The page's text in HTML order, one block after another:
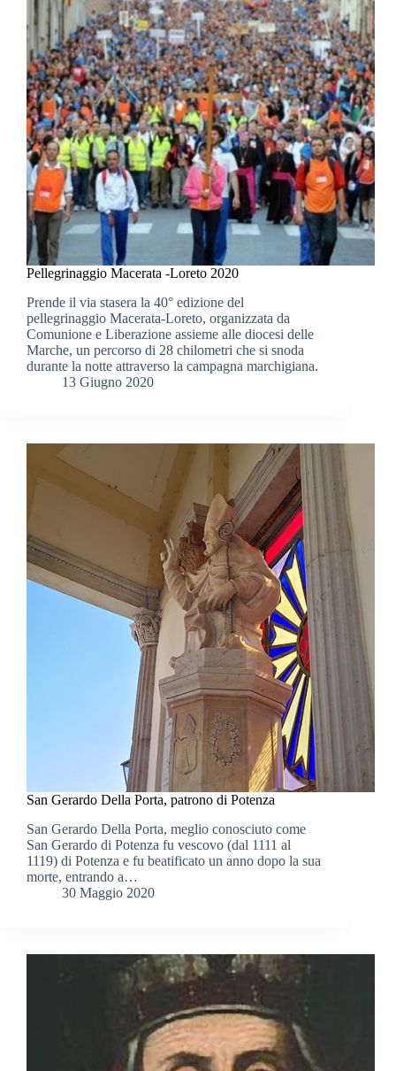
Pellegrinaggio Macerata -Loreto 2020
Prende il via stasera la 40° edizione del
pellegrinaggio Macerata-Loreto, organizzata da
Comunione e Liberazione assieme alle diocesi delle
Marche, un percorso di 28 chilometri che si snoda
durante la notte attraverso la campagna marchigiana.
13 Giugno 2020
San Gerardo Della Porta, patrono di Potenza
San Gerardo Della Porta, meglio conosciuto come
San Gerardo di Potenza fu vescovo (dal 1111 al
1119) di Potenza e fu beatificato un anno dopo la sua
morte, entrando a…
30 Maggio 2020